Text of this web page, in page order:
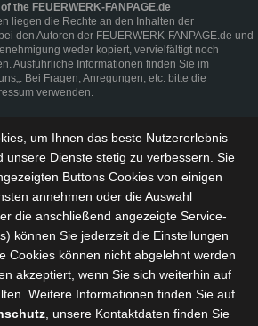
the FEUERWERK-FANPAGE.de
liegen die Rechte an den Inhalten der
den Autoren der FEUERWERK-FANPAGE.de und
weder kopiert, vervielfältigt noch
Ausführliche Informationen finden Sie im
„. Bei Fragen, Anregungen, etc. bitte die
verwenden.
um Ihnen das beste Nutzererlebnis
unsere Dienste stetig zu verbessern . Sie
Buttons Cookies von einigen
annehmen oder die Auswahl
die anschließend angezeigte Service-
können Sie jederzeit die Einstellungen
Cookies können nicht abgelehnt werden
akzeptiert, wenn Sie sich weiterhin auf
Weitere Informationen finden Sie auf
, unsere Kontaktdaten finden Sie